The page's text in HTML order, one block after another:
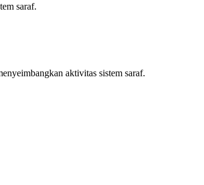
saraf.
aktivitas sistem saraf.